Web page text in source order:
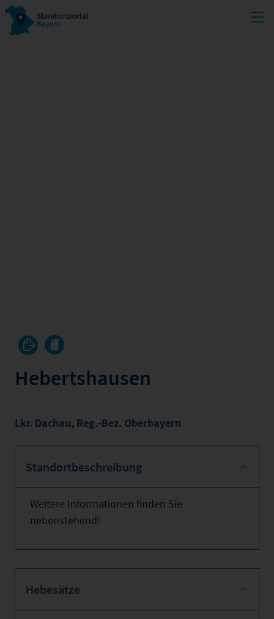
Hebertshausen
Lkr. Dachau, Reg.-Bez. Oberbayern
Standortbeschreibung
Weitere Informationen finden Sie
nebenstehend!
Hebesätze